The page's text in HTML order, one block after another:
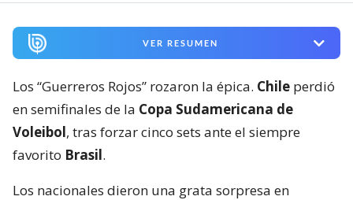
VER RESUMEN
Los “Guerreros Rojos” rozaron la épica. Chile perdió
en semifinales de la Copa Sudamericana de
Voleibol, tras forzar cinco sets ante el siempre
favorito Brasil.
Los nacionales dieron una grata sorpresa en